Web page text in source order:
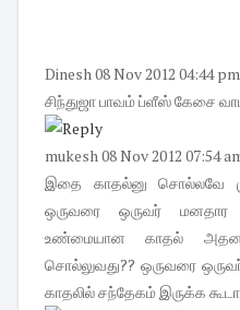
Dinesh08 Nov 2012 04:44 pm
சிந்துஜா பாவம் ப்ளீஸ் கேசை
mukesh08 Nov 2012 07:54
இதை காதல்னு சொல்லவே
ஒருவரை ஒருவர் மனதார
உண்மையான காதல்
சொல்லுவது?? ஒருவரை
காதலில் சந்தேகம் இருக்க